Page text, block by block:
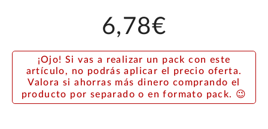
6,78€
¡Ojo! Si vas a realizar un pack con este
artículo, no podrás aplicar el precio oferta.
Valora si ahorras más dinero comprando el
producto por separado o en formato pack. 😉